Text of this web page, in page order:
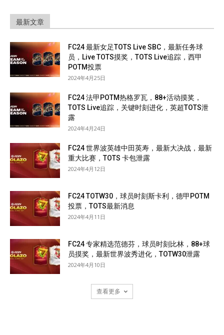
最新文章
FC24 最新女足TOTS Live SBC，最新任务球
员，Live TOTS摸奖，TOTS Live追踪，西甲
POTM投票
2024年4月25日
FC24 法甲POTM热格罗瓦，88+活动摸奖，
TOTS Live追踪，关键时刻进化，英超TOTS泄
露
2024年4月24日
FC24 世界波英雄中田英寿，最新大决战，最新
重大比赛，TOTS 卡包泄露
2024年4月12日
FC24 TOTW30，球员时刻斯卡利，德甲POTM
投票，TOTS最新消息
2024年4月11日
FC24 专家精选范德芬，球员时刻比林，88+球
员摸奖，最新世界波秀进化，TOTW30泄露
2024年4月10日
查看更多